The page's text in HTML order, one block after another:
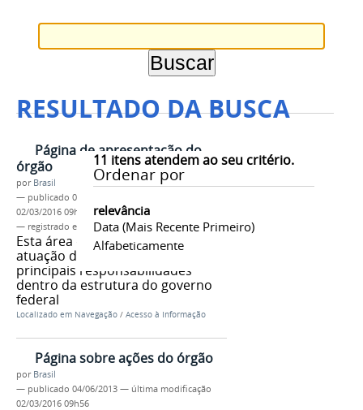
RESULTADO DA BUSCA
11 itens atendem ao seu critério.
Ordenar por
relevância
Data (mais Recente Primeiro)
Alfabeticamente
Página de apresentação do
órgão
por Brasil
— publicado 04/06/2013
02/03/2016 09h56
— registrado em:
tag 1,tag 2 ,tag 3
Esta área deve explicar como é a
atuação do órgão, e quais suas
principais responsabilidades
dentro da estrutura do governo
federal
Localizado em Navegação / Acesso à Informação
Página sobre ações do órgão
por Brasil
— publicado 04/06/2013 — última modificação
02/03/2016 09h56